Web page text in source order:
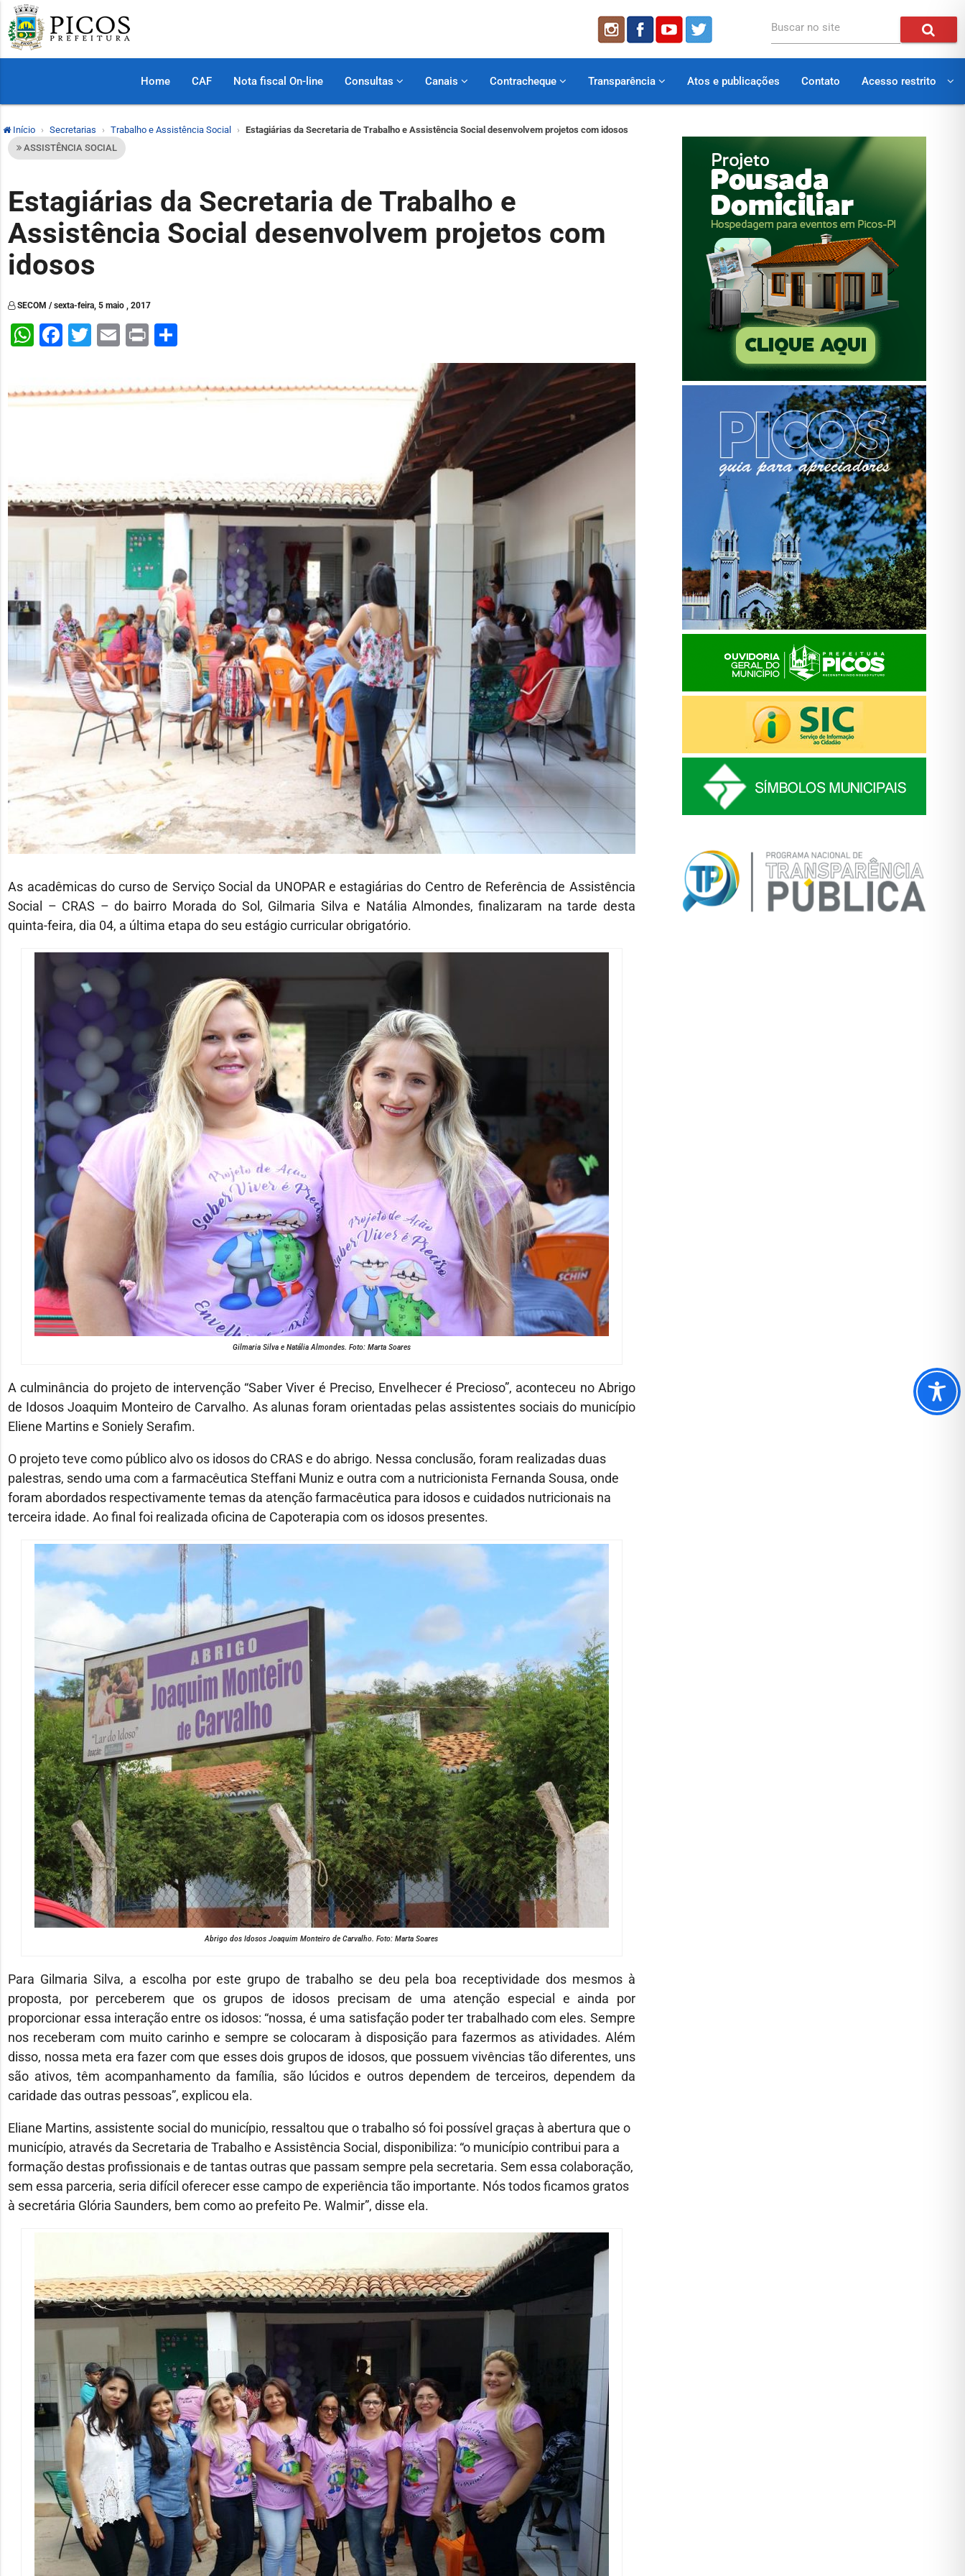
Buscar no site
Home CAF Nota fiscal On-line Consultas Canais Contracheque Transparência Atos e publicações Contato Acesso restrito
Início Secretarias Trabalho e Assistência Social
Estagiárias da Secretaria de Trabalho e Assistência Social desenvolvem projetos com idosos
ASSISTÊNCIA SOCIAL
Estagiárias da Secretaria de Trabalho e
Assistência Social desenvolvem projetos com
idosos
SECOM / sexta-feira, 5 maio , 2017
WhatsApp
Facebook
Twitter
Email
Print
As acadêmicas do curso de Serviço Social da UNOPAR e estagiárias do Centro de Referência de Assistência
Social – CRAS – do bairro Morada do Sol, Gilmaria Silva e Natália Almondes, finalizaram na tarde desta
quinta-feira, dia 04, a última etapa do seu estágio curricular obrigatório.
Gilmaria Silva e Natália Almondes. Foto: Marta Soares
A culminância do projeto de intervenção “Saber Viver é Preciso, Envelhecer é Precioso”, aconteceu no Abrigo
de Idosos Joaquim Monteiro de Carvalho. As alunas foram orientadas pelas assistentes sociais do município
Eliene Martins e Soniely Serafim.
O projeto teve como público alvo os idosos do CRAS e do abrigo. Nessa conclusão, foram realizadas duas
palestras, sendo uma com a farmacêutica Steffani Muniz e outra com a nutricionista Fernanda Sousa, onde
foram abordados respectivamente temas da atenção farmacêutica para idosos e cuidados nutricionais na
terceira idade. Ao final foi realizada oficina de Capoterapia com os idosos presentes.
Abrigo dos Idosos Joaquim Monteiro de Carvalho. Foto: Marta Soares
Para Gilmaria Silva, a escolha por este grupo de trabalho se deu pela boa receptividade dos mesmos à
proposta, por perceberem que os grupos de idosos precisam de uma atenção especial e ainda por
proporcionar essa interação entre os idosos: “nossa, é uma satisfação poder ter trabalhado com eles. Sempre
nos receberam com muito carinho e sempre se colocaram à disposição para fazermos as atividades. Além
disso, nossa meta era fazer com que esses dois grupos de idosos, que possuem vivências tão diferentes, uns
são ativos, têm acompanhamento da família, são lúcidos e outros dependem de terceiros, dependem da
caridade das outras pessoas”, explicou ela.
Eliane Martins, assistente social do município, ressaltou que o trabalho só foi possível graças à abertura que o
município, através da Secretaria de Trabalho e Assistência Social, disponibiliza: “o município contribui para a
formação destas profissionais e de tantas outras que passam sempre pela secretaria. Sem essa colaboração,
sem essa parceria, seria difícil oferecer esse campo de experiência tão importante. Nós todos ficamos gratos
à secretária Glória Saunders, bem como ao prefeito Pe. Walmir”, disse ela.